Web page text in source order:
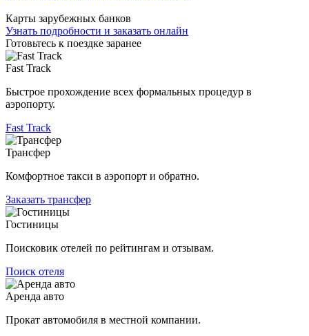
Карты зарубежных банков
Узнать подробности и заказать онлайн
Готовьтесь к поездке заранее
Fast Track
Быстрое прохождение всех формальных процедур в
аэропорту.
Fast Track
Трансфер
Комфортное такси в аэропорт и обратно.
Заказать трансфер
Гостиницы
Поисковик отелей по рейтингам и отзывам.
Поиск отеля
Аренда авто
Прокат автомобиля в местной компании.